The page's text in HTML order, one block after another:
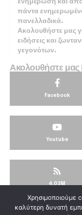
πάντα
πανελλαδικά.
Ακολουθήστε μας
ειδήσεις και
γεγονότων.
Ακολουθήστε
Facebook
Youtube
4.03M
© KorinthosTV @2025
Χρησιμοποιούμε
καλύτερη δυνατή